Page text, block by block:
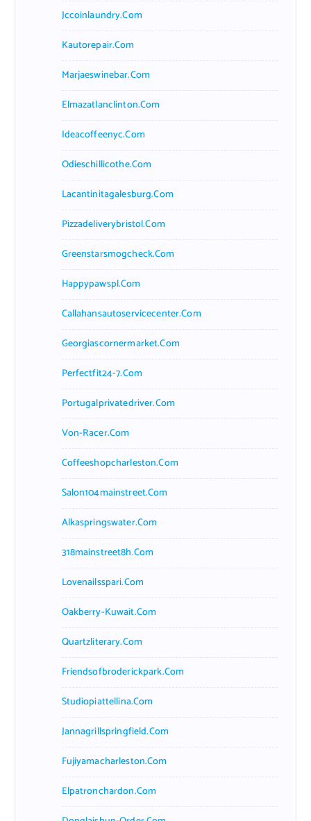
Jccoinlaundry.com
Kautorepair.com
Marjaeswinebar.com
Elmazatlanclinton.com
Ideacoffeenyc.com
Odieschillicothe.com
Lacantinitagalesburg.com
Pizzadeliverybristol.com
Greenstarsmogcheck.com
Happypawspl.com
Callahansautoservicecenter.com
Georgiascornermarket.com
Perfectfit24-7.com
Portugalprivatedriver.com
Von-Racer.com
Coffeeshopcharleston.com
Salon104mainstreet.com
Alkaspringswater.com
318mainstreet8h.com
Lovenailsspari.com
Oakberry-Kuwait.com
Quartzliterary.com
Friendsofbroderickpark.com
Studiopiattellina.com
Jannagrillspringfield.com
Fujiyamacharleston.com
Elpatronchardon.com